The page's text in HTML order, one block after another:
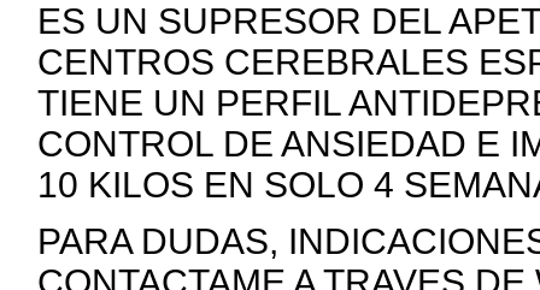
ES UN SUPRESOR DEL
CENTROS CEREBRALES
TIENE UN PERFIL
CONTROL DE ANSIEDAD E
10 KILOS EN SOLO 4
PARA DUDAS,